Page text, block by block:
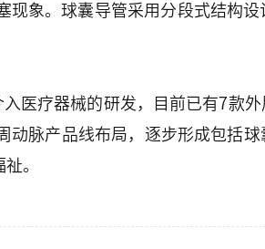
象。球囊导管采用分段式结构
医疗器械的研发，目前已有7款
脉产品线布局，逐步形成包括
。